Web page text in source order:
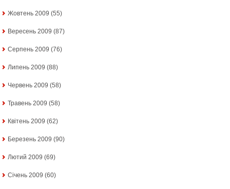
Жовтень 2009 (55)
Вересень 2009 (87)
Серпень 2009 (76)
Липень 2009 (88)
Червень 2009 (58)
Травень 2009 (58)
Квітень 2009 (62)
Березень 2009 (90)
Лютий 2009 (69)
Січень 2009 (60)